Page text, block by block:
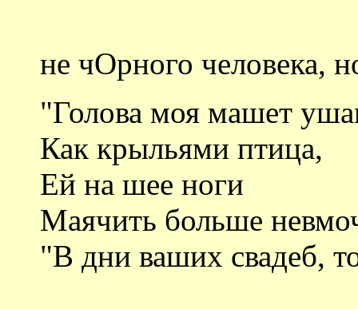
не чOрного человека,
"Голова моя машет
Как крыльями птица,
Ей на шее ноги
Маячить больше
"В дни ваших свадеб,